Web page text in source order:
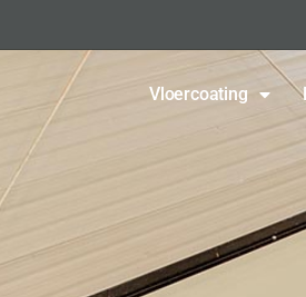
Vloercoating